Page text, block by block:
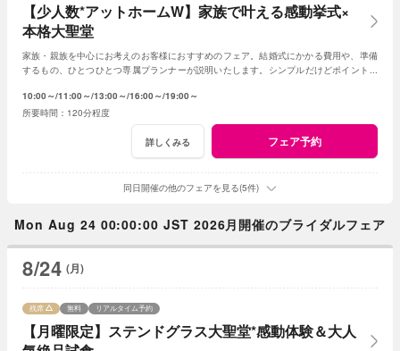
【少人数*アットホームW】家族で叶える感動挙式×
本格大聖堂
家族・親族を中心にお考えのお客様におすすめのフェア。結婚式にかかる費用や、準備
するもの、ひとつひとつ専属プランナーが説明いたします。シンプルだけどポイントを
10:00～ 11:00～ 13:00～ 16:00～ 19:00～
120分程度
詳しくみる フェア予約
同日開催の他のフェアを見る(5件)
Mon Aug 24 00:00:00 JST 2026月開催のブライダルフェア
8/24 (月)
【月曜限定】ステンドグラス大聖堂*感動体験＆大人
残席 無料 リアルタイム予約